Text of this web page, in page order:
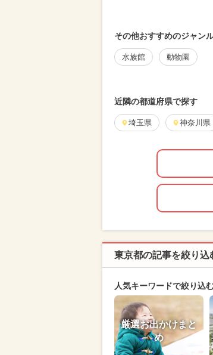
その他おすすめのジャン
水族館 動物園
近隣の都道府県で探す
埼玉県 神奈川県
東京都の記事を絞り込
人気キーワードで絞り込
厳選お出かけまと
め